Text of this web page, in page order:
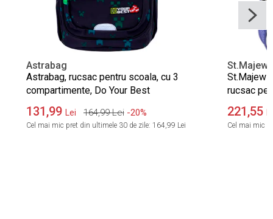
Astrabag
Astrabag, rucsac pentru scoala, cu 3
compartimente, Do Your Best
131,99 Lei 164,99 Lei -20%
Cel mai mic pret din ultimele 30 de zile: 164,99 Lei
rucsac
221,55
Cel mai mic